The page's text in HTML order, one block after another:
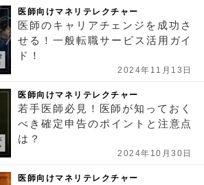
医師向けマネリテレクチャー
医師のキャリアチェンジを成功さ
せる！一般転職サービス活用ガイ
ド！
2024年11月13日
医師向けマネリテレクチャー
若手医師必見！医師が知っておく
べき確定申告のポイントと注意点
は？
2024年10月30日
医師向けマネリテレクチャー